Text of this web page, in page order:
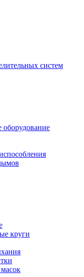
систем
оборудование
круги